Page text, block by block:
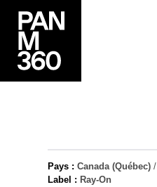
Pays : Canada (Québec) /
Label : Ray-On